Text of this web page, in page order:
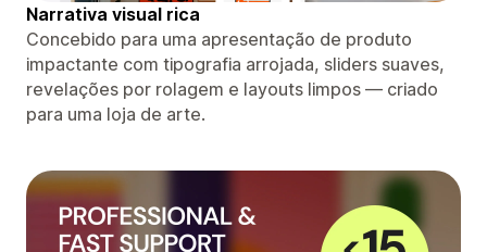
Narrativa visual rica
Concebido para uma apresentação de produto
impactante com tipografia arrojada, sliders suaves,
revelações por rolagem e layouts limpos — criado
para uma loja de arte.